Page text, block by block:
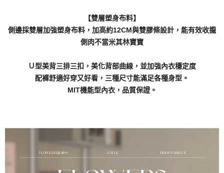
【雙層塑身布料】
側邊採雙層加強塑身布料，加高約12CM與雙膠條設計，能有效收攏
側肉不當米其林寶寶
Ｕ型美背三排三扣，美化背部曲線，並加強內衣穩定度
配褲舒適好穿又好看，三種尺寸能滿足各種身型。
MIT機能型內衣，品質保證。